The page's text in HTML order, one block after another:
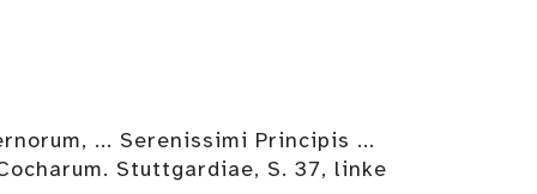
... Serenissimi Principis ...
Stuttgardiae, S. 37, linke